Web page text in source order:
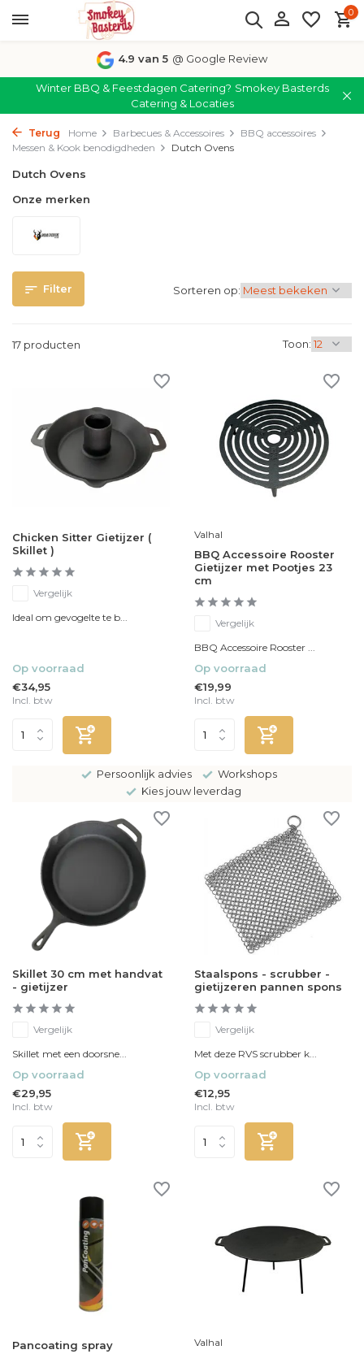
0
4.9 van 5 @ Google Review
Winter BBQ & Feestdagen Catering? Smokey Basterds
Catering & Locaties
Terug Home Barbecues & Accessoires
BBQ accessoires
Messen & Kook benodigdheden
Dutch Ovens
Dutch Ovens
Onze merken
Filter
17 producten Toon:
Sorteren op:
Chicken Sitter Gietijzer (
Skillet )
Vergelijk
Ideal om gevogelte te b...
Op voorraad
€34,95
Incl. btw
Valhal
BBQ Accessoire Rooster
Gietijzer met Pootjes 23
cm
Vergelijk
BBQ Accessoire Rooster ...
Op voorraad
€19,99
Incl. btw
Persoonlijk advies
Workshops
Kies jouw leverdag
Skillet 30 cm met handvat
- gietijzer
Vergelijk
Skillet met een doorsne...
Op voorraad
€29,95
Incl. btw
Staalspons - scrubber -
gietijzeren pannen spons
Vergelijk
Met deze RVS scrubber k...
Op voorraad
€12,95
Incl. btw
Pancoating spray Valhal